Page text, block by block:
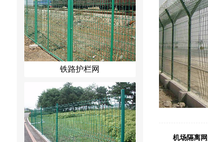
铁路护栏网
机场隔离网